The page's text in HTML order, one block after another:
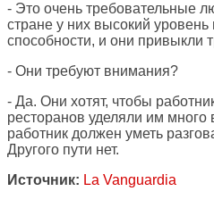
- Это очень требовательные
стране у них высокий уровень
способности, и они привыкли
- Они требуют внимания?
- Да. Они хотят, чтобы
ресторанов уделяли им много
работник должен уметь
Другого пути нет.
Источник: La Vanguardia